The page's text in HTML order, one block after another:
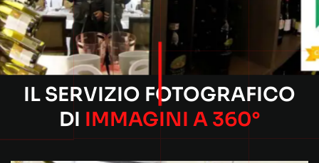
IL SERVIZIO FOTOGRAFICO
DI IMMAGINI A 360°